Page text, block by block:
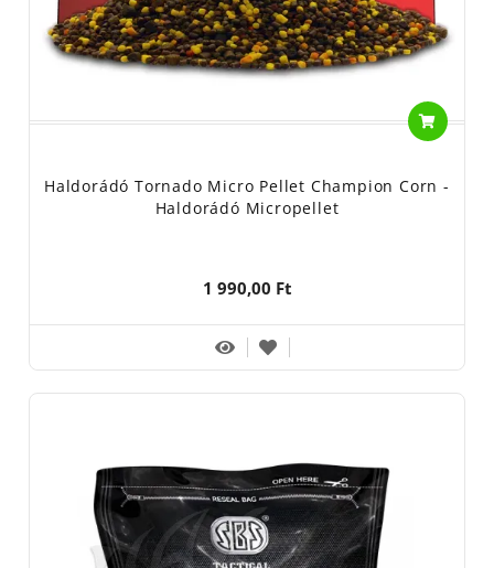
Haldorádó Tornado Micro Pellet Champion Corn -
Haldorádó Micropellet
1 990,00 Ft